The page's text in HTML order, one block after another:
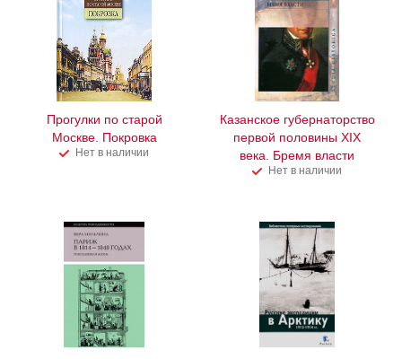
Прогулки по старой
Москве. Покровка
Нет в наличии
Казанское губернаторство
первой половины XIX
века. Бремя власти
Нет в наличии